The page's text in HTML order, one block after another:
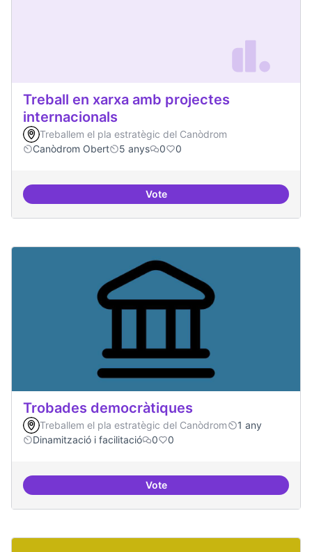
Treball en xarxa amb projectes
internacionals
Treballem el pla estratègic del Canòdrom
Canòdrom Obert
5 anys 0 0
VoteTreball en xarxa amb projectes
Trobades democràtiques
Treballem el pla estratègic del Canòdrom
1 any
Dinamització i facilitació
0 0
VoteTrobades democràtiques